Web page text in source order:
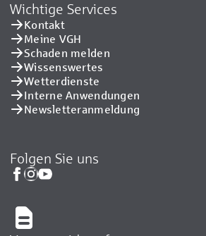
Wichtige Services
Kontakt
Meine VGH
Schaden melden
Wissenswertes
Wetterdienste
Interne Anwendungen
Newsletteranmeldung
Folgen Sie uns